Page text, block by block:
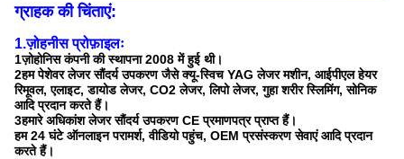
ग्राहक की चिंताएं:
1.ज़ोहनीस प्रोफ़ाइलः
1ज़ोहोनिस कंपनी की स्थापना 2008 में हुई थी।
2हम पेशेवर लेजर सौंदर्य उपकरण जैसे क्यू-स्विच YAG लेजर मशीन, आईपीएल हेयर
रिमूवल, एलाइट, डायोड लेजर, CO2 लेजर, लिपो लेजर, गुहा शरीर स्लिमिंग, सोनिक
आदि प्रदान करते हैं।
3हमारे अधिकांश लेजर सौंदर्य उपकरण CE प्रमाणपत्र प्राप्त हैं।
हम 24 घंटे ऑनलाइन परामर्श, वीडियो पहुंच, OEM प्रसंस्करण सेवाएं आदि प्रदान
करते हैं।